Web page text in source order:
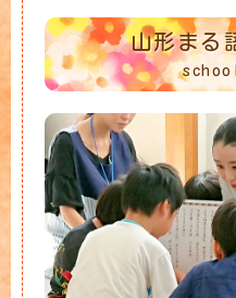
山形まる